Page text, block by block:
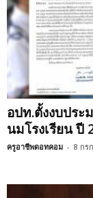
อปท.ตั้งงบประ
นมโรงเรียน ปี
ครูอาชีพดอทคอม - 8 กร